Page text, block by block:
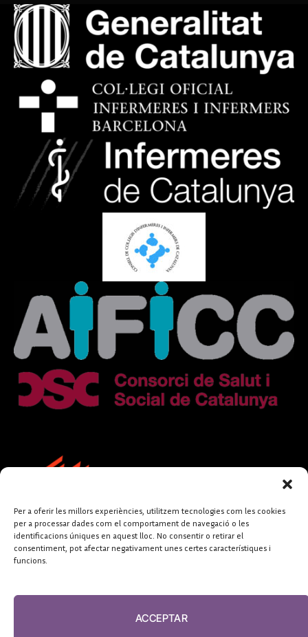
Per a oferir les millors experiències, utilitzem tecnologies com les cookies
per a processar dades com el comportament de navegació o les
identificacions úniques en aquest lloc. No consentir o retirar el
consentiment, pot afectar negativament unes certes característiques i
funcions.
ACCEPTAR
FUNDACIÓ